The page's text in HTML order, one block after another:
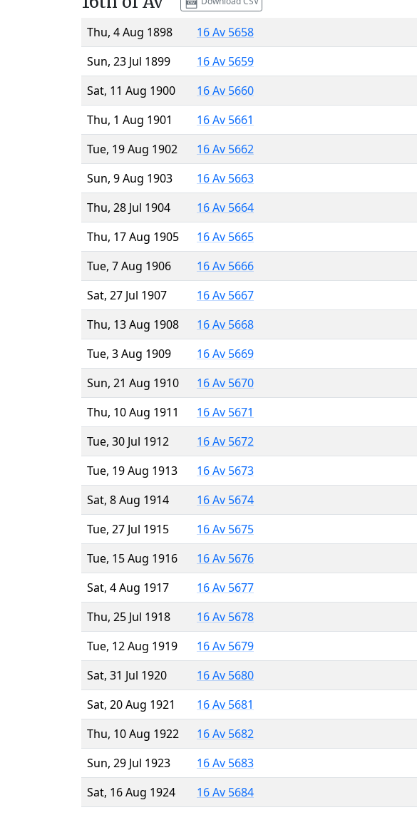
Thu, 4 Aug 1898
16 Av 5658
Sun, 23 Jul 1899
16 Av 5659
Sat, 11 Aug 1900
16 Av 5660
Thu, 1 Aug 1901
16 Av 5661
Tue, 19 Aug 1902
16 Av 5662
Sun, 9 Aug 1903
16 Av 5663
Thu, 28 Jul 1904
16 Av 5664
Thu, 17 Aug 1905
16 Av 5665
Tue, 7 Aug 1906
16 Av 5666
Sat, 27 Jul 1907
16 Av 5667
Thu, 13 Aug 1908
16 Av 5668
Tue, 3 Aug 1909
16 Av 5669
Sun, 21 Aug 1910
16 Av 5670
Thu, 10 Aug 1911
16 Av 5671
Tue, 30 Jul 1912
16 Av 5672
Tue, 19 Aug 1913
16 Av 5673
Sat, 8 Aug 1914
16 Av 5674
Tue, 27 Jul 1915
16 Av 5675
Tue, 15 Aug 1916
16 Av 5676
Sat, 4 Aug 1917
16 Av 5677
Thu, 25 Jul 1918
16 Av 5678
Tue, 12 Aug 1919
16 Av 5679
Sat, 31 Jul 1920
16 Av 5680
Sat, 20 Aug 1921
16 Av 5681
Thu, 10 Aug 1922
16 Av 5682
Sun, 29 Jul 1923
16 Av 5683
Sat, 16 Aug 1924
16 Av 5684